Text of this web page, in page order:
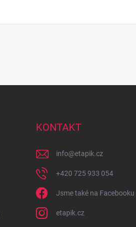
KONTAKT
info@etapik.cz
+420 725 933 054
Jsme také na Facebooku
etapik.cz